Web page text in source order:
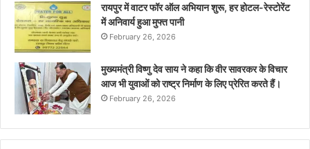
रायपुर में वाटर फॉर ऑल अभियान शुरू, हर होटल-रेस्टोरेंट
में अनिवार्य हुआ मुफ्त पानी
February 26, 2026
मुख्यमंत्री विष्णु देव साय ने कहा कि वीर सावरकर के विचार
आज भी युवाओं को राष्ट्र निर्माण के लिए प्रेरित करते हैं।
February 26, 2026